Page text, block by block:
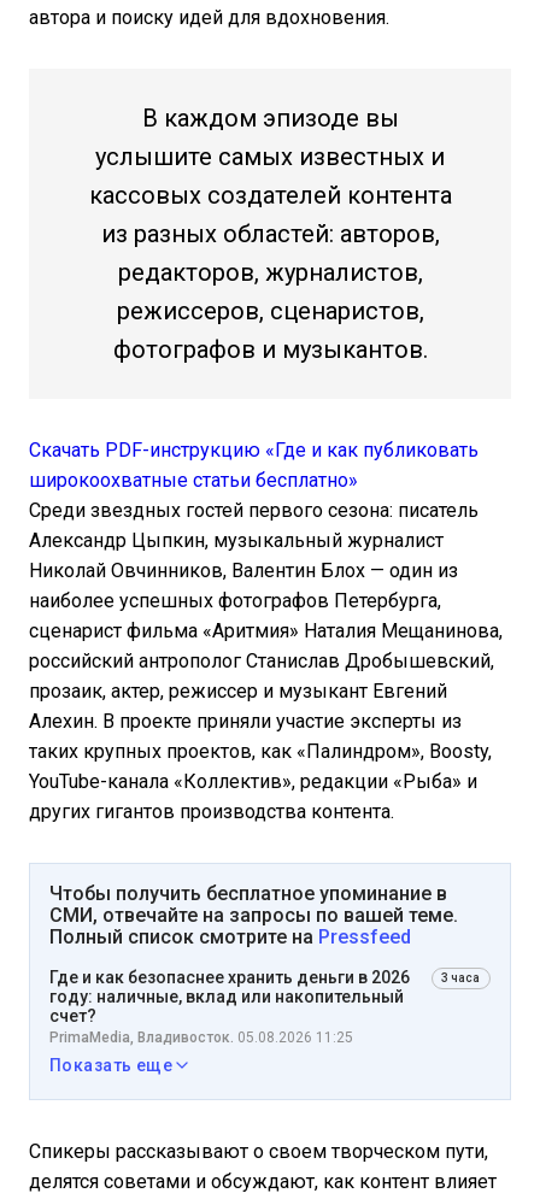
автора и поиску идей для вдохновения.
В каждом эпизоде вы
услышите самых известных и
кассовых создателей контента
из разных областей: авторов,
редакторов, журналистов,
режиссеров, сценаристов,
фотографов и музыкантов.
Скачать PDF-инструкцию «Где и как публиковать
широкоохватные статьи бесплатно»
Среди звездных гостей первого сезона: писатель
Александр Цыпкин, музыкальный журналист
Николай Овчинников, Валентин Блох — один из
наиболее успешных фотографов Петербурга,
сценарист фильма «Аритмия» Наталия Мещанинова,
российский антрополог Станислав Дробышевский,
прозаик, актер, режиссер и музыкант Евгений
Алехин. В проекте приняли участие эксперты из
таких крупных проектов, как «Палиндром», Boosty,
YouTube-канала «Коллектив», редакции «Рыба» и
других гигантов производства контента.
Чтобы получить бесплатное упоминание в
СМИ, отвечайте на запросы по вашей теме.
Полный список смотрите на Pressfeed
Где и как безопаснее хранить деньги в 2026
году: наличные, вклад или накопительный
счет?
3 часа
PrimaMedia, Владивосток. 05.08.2026 11:25
Показать еще
Спикеры рассказывают о своем творческом пути,
делятся советами и обсуждают, как контент влияет